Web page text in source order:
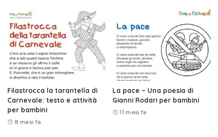
Filastrocca la tarantella di
Carnevale: testo e attività
per bambini
8 mesi fa
La pace – Una poesia di
Gianni Rodari per bambini
11 mesi fa